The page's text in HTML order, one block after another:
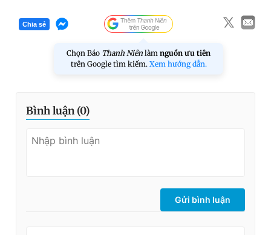
Chia sẻ
Chọn Báo Thanh Niên làm nguồn ưu tiên
trên Google tìm kiếm. Xem hướng dẫn.
Bình luận (0)
Gửi bình luận